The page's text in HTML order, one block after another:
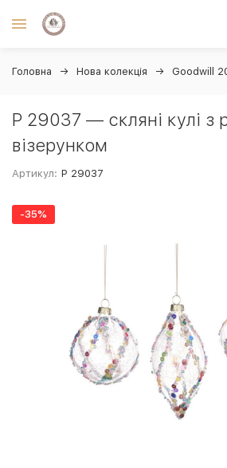
Головна Нова колекція Goodwill
P 29037 — скляні кулі з
візерунком
Артикул: P 29037
-35%